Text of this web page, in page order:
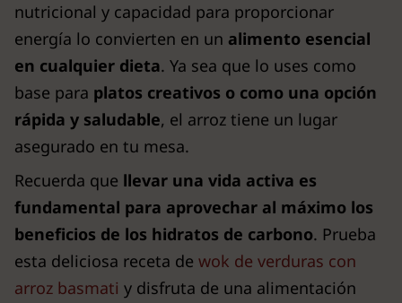
nutricional y capacidad para proporcionar
energía lo convierten en un alimento esencial
en cualquier dieta. Ya sea que lo uses como
base para platos creativos o como una opción
rápida y saludable, el arroz tiene un lugar
asegurado en tu mesa.
Recuerda que llevar una vida activa es
fundamental para aprovechar al máximo los
beneficios de los hidratos de carbono. Prueba
esta deliciosa receta de wok de verduras con
arroz basmati y disfruta de una alimentación